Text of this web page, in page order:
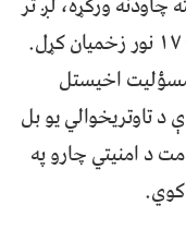
لږه یې ۳۱ کسان ووژل او شاوخوا یې ۱۷۰ نور زخمیان کړل.
اخیستل
تاوتريخوالي يو بل
د امنیتي چارو په